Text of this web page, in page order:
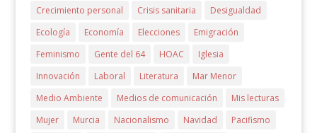
Crecimiento personal
Crisis sanitaria
Desigualdad
Ecología
Economía Elecciones
Emigración
Feminismo
Gente del 64 HOAC
Iglesia
Innovación
Laboral Literatura
Mar Menor
Medio Ambiente
Medios de comunicación
Mis lecturas
Mujer
Murcia Nacionalismo Navidad
Pacifismo